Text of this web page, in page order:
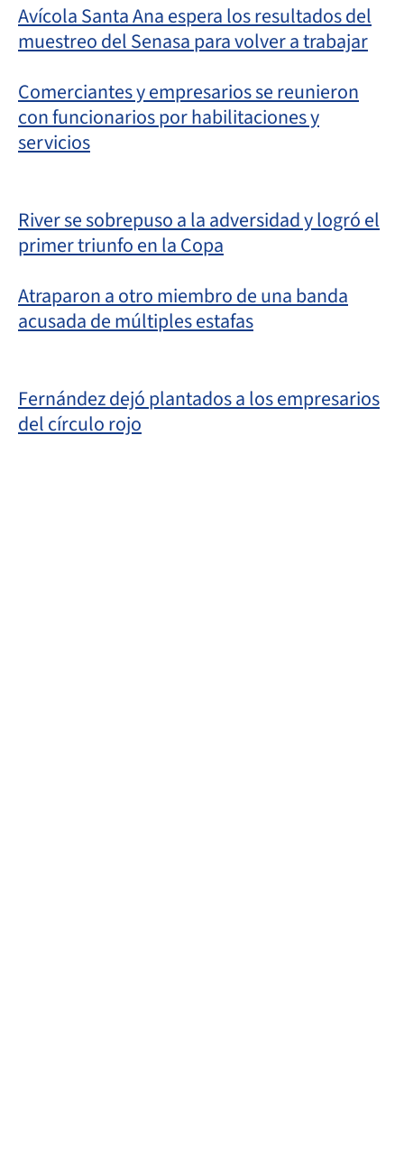
Avícola Santa Ana espera los resultados del
muestreo del Senasa para volver a trabajar
Comerciantes y empresarios se reunieron
con funcionarios por habilitaciones y
servicios
River se sobrepuso a la adversidad y logró el
primer triunfo en la Copa
Atraparon a otro miembro de una banda
acusada de múltiples estafas
Fernández dejó plantados a los empresarios
del círculo rojo